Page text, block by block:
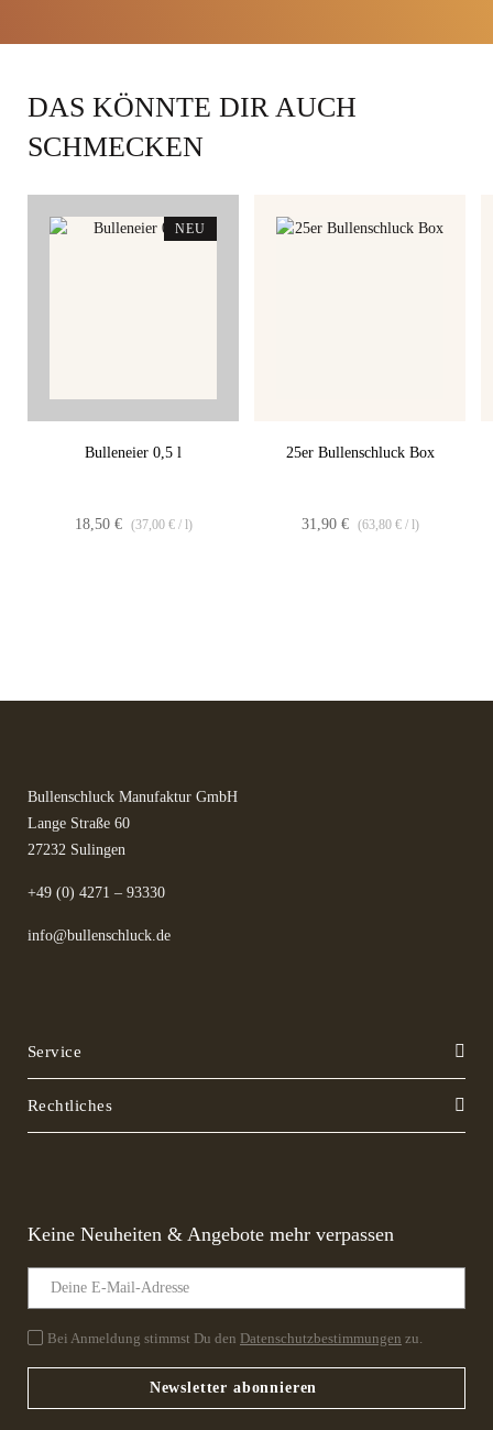
DAS KÖNNTE DIR AUCH
SCHMECKEN
NEU
NEU
Bulleneier 0,5 l
18,50 € (37,00 €/ l)
25er Bullenschluck Box
31,90 € (63,80 €/ l)
Bullenschluck Manufaktur GmbH
Lange Straße 60
27232 Sulingen
+49 (0) 4271 – 93330
info@bullenschluck.de
Service
Rechtliches
Keine Neuheiten & Angebote mehr verpassen
Bei Anmeldung stimmst Du den Datenschutzbestimmungen zu.
Newsletter abonnieren